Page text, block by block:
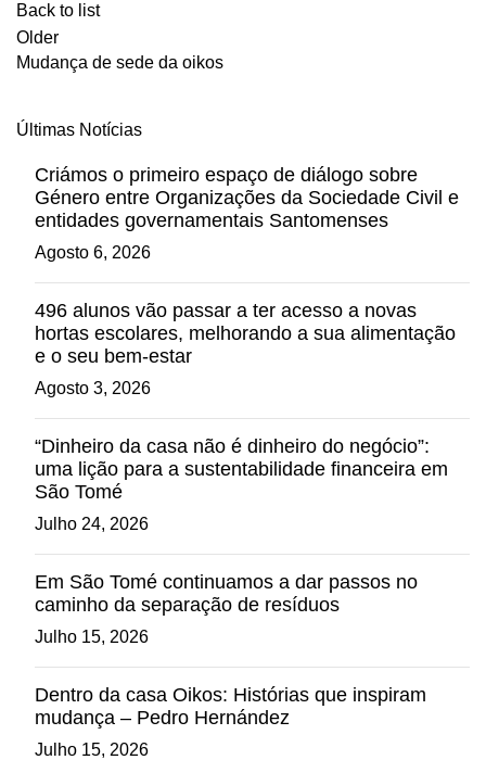
Back to list
Older
Mudança de sede da oikos
Últimas Notícias
Criámos o primeiro espaço de diálogo sobre
Género entre Organizações da Sociedade Civil e
entidades governamentais Santomenses
Agosto 6, 2026
496 alunos vão passar a ter acesso a novas
hortas escolares, melhorando a sua alimentação
e o seu bem-estar
Agosto 3, 2026
“Dinheiro da casa não é dinheiro do negócio”:
uma lição para a sustentabilidade financeira em
São Tomé
Julho 24, 2026
Em São Tomé continuamos a dar passos no
caminho da separação de resíduos
Julho 15, 2026
Dentro da casa Oikos: Histórias que inspiram
mudança – Pedro Hernández
Julho 15, 2026